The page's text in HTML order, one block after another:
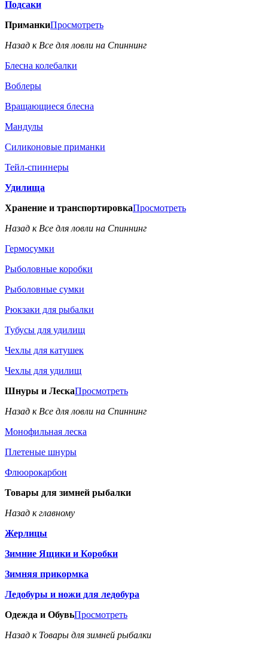
Подсаки
ПриманкиПросмотреть
Назад к Все для ловли на Спиннинг
Блесна колебалки
Воблеры
Вращающиеся блесна
Мандулы
Силиконовые приманки
Тейл-спиннеры
Удилища
Хранение и транспортировкаПросмотреть
Назад к Все для ловли на Спиннинг
Гермосумки
Рыболовные коробки
Рыболовные сумки
Рюкзаки для рыбалки
Тубусы для удилищ
Чехлы для катушек
Чехлы для удилищ
Шнуры и ЛескаПросмотреть
Назад к Все для ловли на Спиннинг
Монофильная леска
Плетеные шнуры
Флюорокарбон
Товары для зимней рыбалки
Назад к главному
Жерлицы
Зимние Ящики и Коробки
Зимняя прикормка
Ледобуры и ножи для ледобура
Одежда и ОбувьПросмотреть
Назад к Товары для зимней рыбалки